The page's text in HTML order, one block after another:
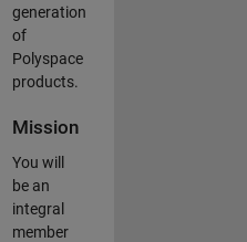
generation
of
Polyspace
products.
Mission
You will
be an
integral
member